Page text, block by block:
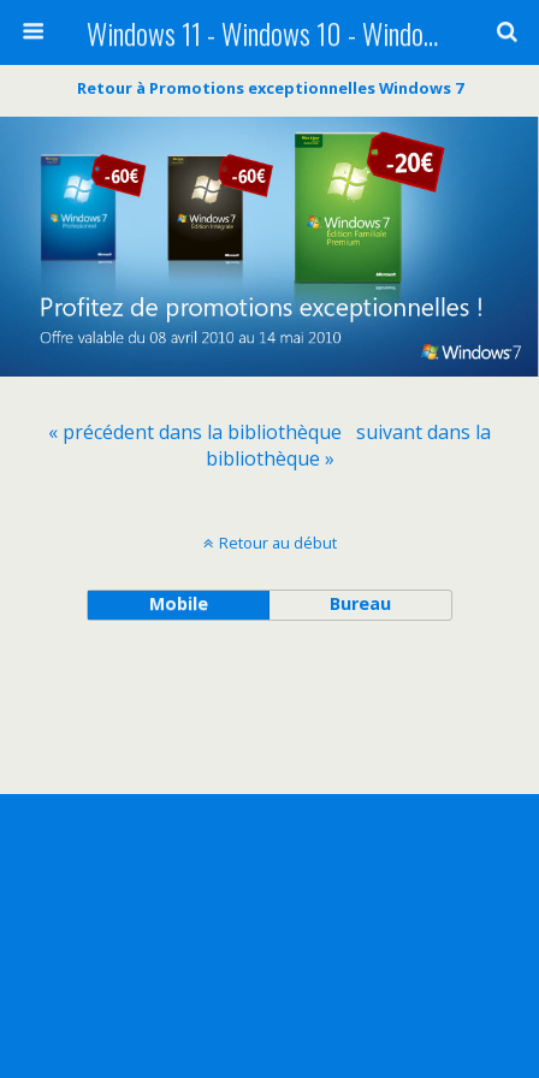
Windows 11 - Windows 10 - Windows 8 - Windows 7 - VISTA
Retour à Promotions exceptionnelles Windows 7
« précédent dans la bibliothèque suivant dans la
bibliothèque »
Retour au début
Mobile Bureau